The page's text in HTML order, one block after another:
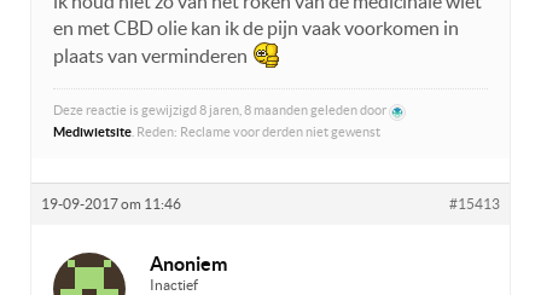
en met CBD olie kan ik de pijn vaak voorkomen in
plaats van verminderen
Deze reactie is gewijzigd 8 jaren, 8 maanden geleden door
Mediwietsite. Reden: Reclame voor derden niet gewenst
19-09-2017 om 11:46 #15413
Anoniem
Inactief